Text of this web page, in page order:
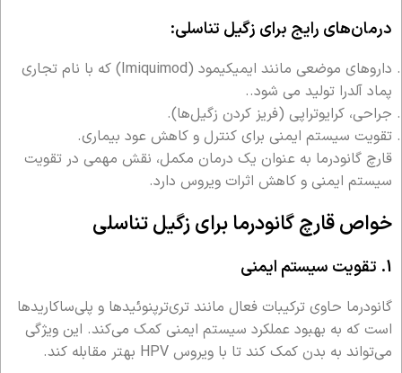
درمان‌های رایج برای زگیل تناسلی:
داروهای موضعی مانند ایمیکیمود (Imiquimod) که با نام تجاری
پماد آلدرا تولید می شود..
جراحی، کرایوتراپی (فریز کردن زگیل‌ها).
تقویت سیستم ایمنی برای کنترل و کاهش عود بیماری.
قارچ گانودرما به عنوان یک درمان مکمل، نقش مهمی در تقویت
سیستم ایمنی و کاهش اثرات ویروس دارد.
خواص قارچ گانودرما برای زگیل تناسلی
1. تقویت سیستم ایمنی
گانودرما حاوی ترکیبات فعال مانند تری‌ترپنوئیدها و پلی‌ساکاریدها
است که به بهبود عملکرد سیستم ایمنی کمک می‌کند. این ویژگی
می‌تواند به بدن کمک کند تا با ویروس HPV بهتر مقابله کند.